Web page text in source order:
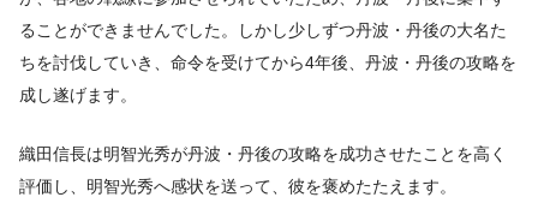
ることができませんでした。しかし少しずつ丹波・丹後の大名た
ちを討伐していき、命令を受けてから4年後、丹波・丹後の攻略を
成し遂げます。
織田信長は明智光秀が丹波・丹後の攻略を成功させたことを高く
評価し、明智光秀へ感状を送って、彼を褒めたたえます。